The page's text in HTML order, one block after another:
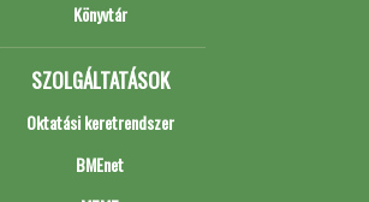
Könyvtár
SZOLGÁLTATÁSOK
Oktatási keretrendszer
BMEnet